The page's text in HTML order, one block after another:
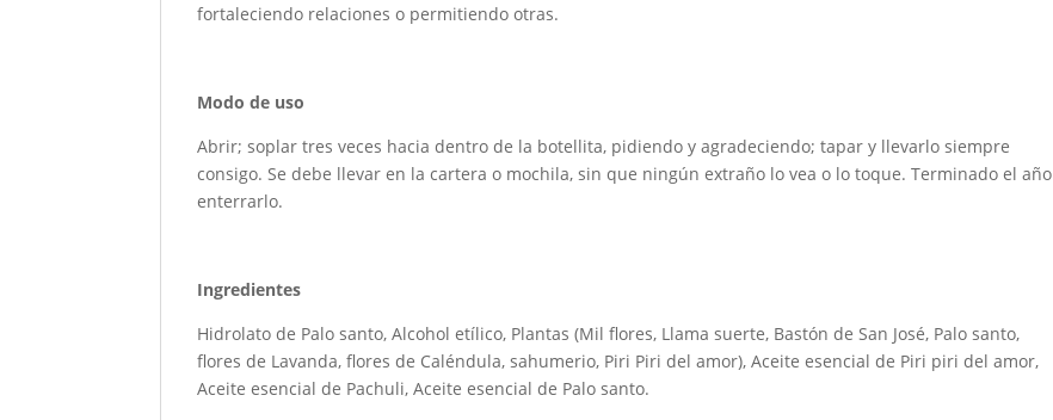
fortaleciendo relaciones o permitiendo otras.
Modo de uso
Abrir; soplar tres veces hacia dentro de la botellita, pidiendo y agradeciendo; tapar y llevarlo siempre
consigo. Se debe llevar en la cartera o mochila, sin que ningún extraño lo vea o lo toque. Terminado el año
enterrarlo.
Ingredientes
Hidrolato de Palo santo, Alcohol etílico, Plantas (Mil flores, Llama suerte, Bastón de San José, Palo santo,
flores de Lavanda, flores de Caléndula, sahumerio, Piri Piri del amor), Aceite esencial de Piri piri del amor,
Aceite esencial de Pachuli, Aceite esencial de Palo santo.